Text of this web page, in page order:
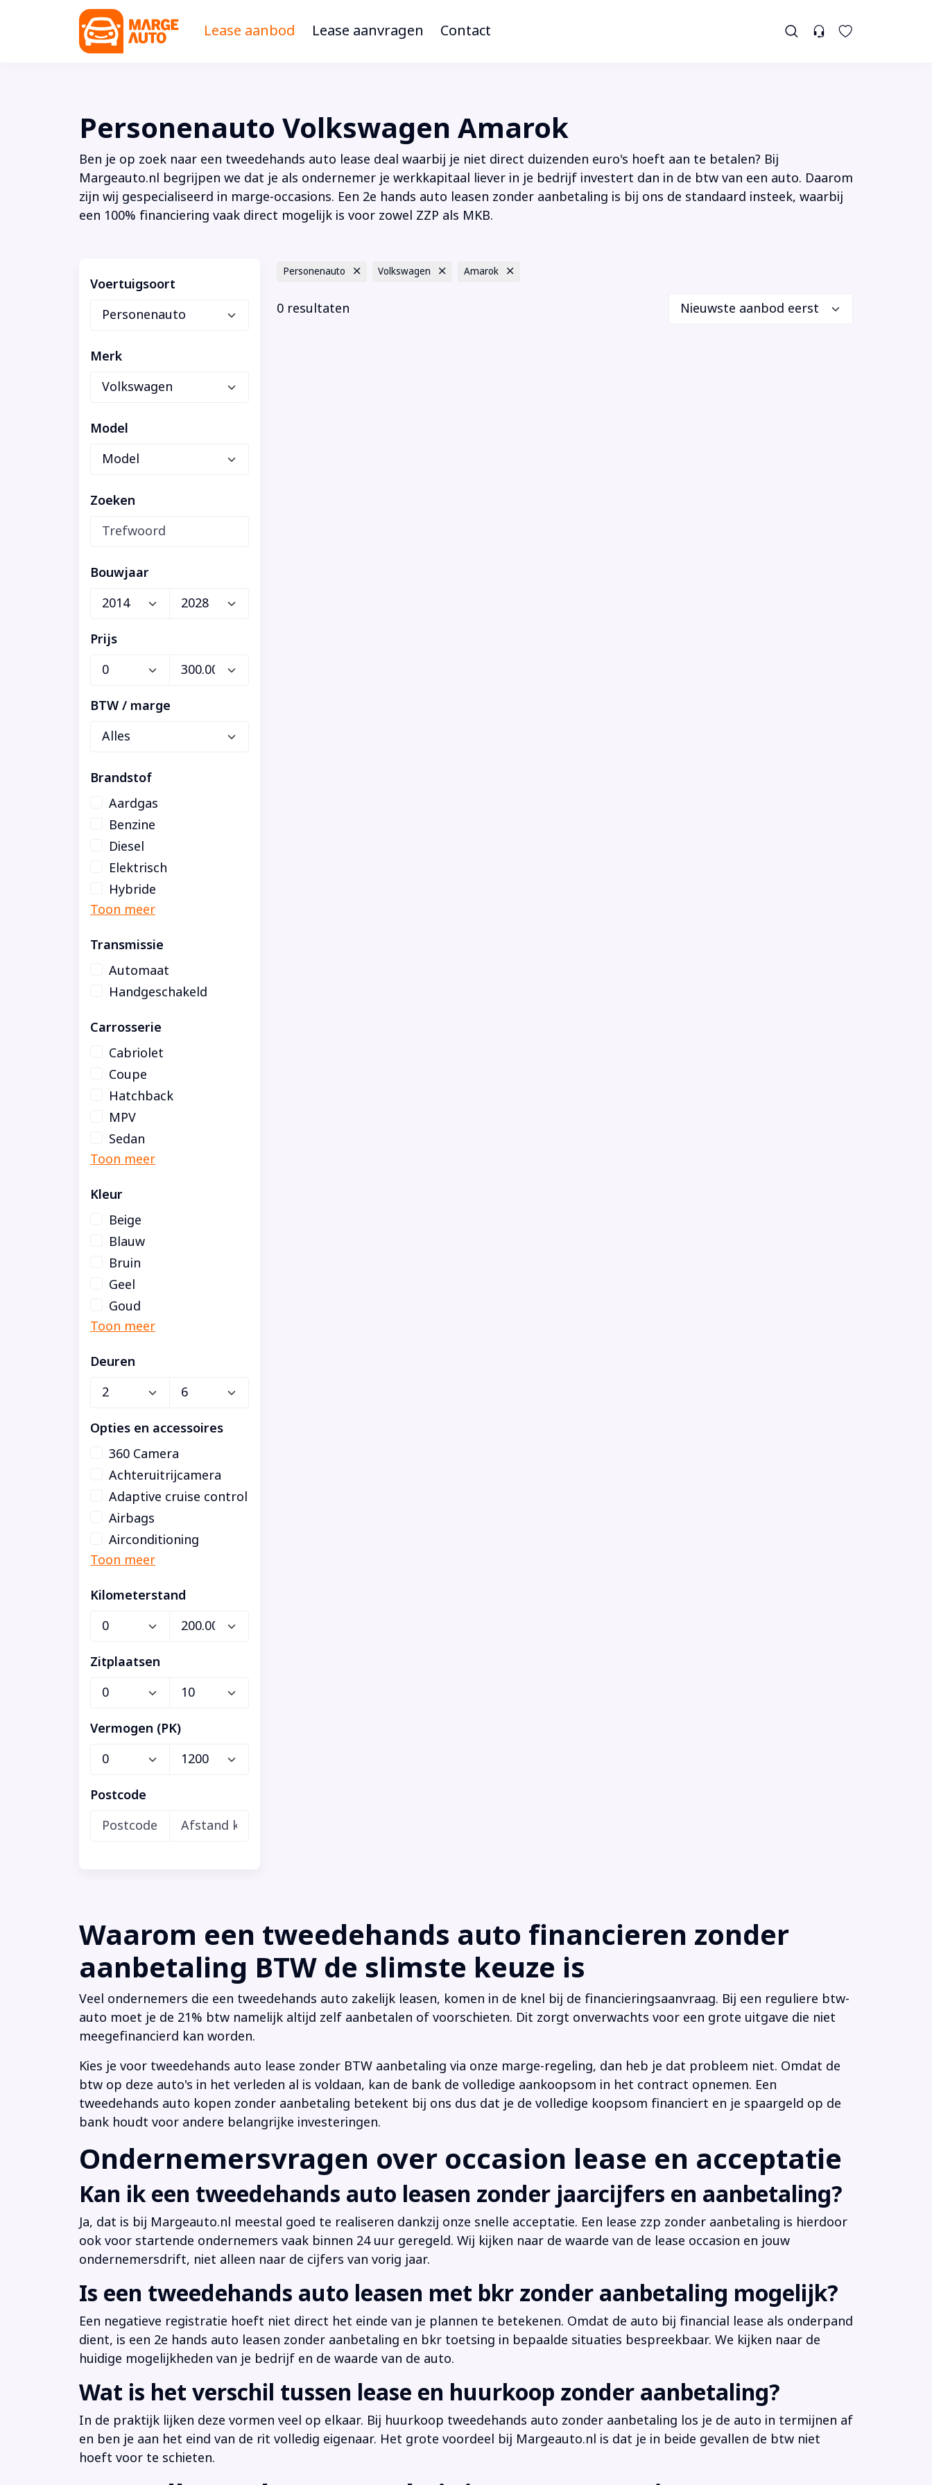
Lease aanbod Lease aanvragen Contact
Personenauto Volkswagen Amarok
Ben je op zoek naar een tweedehands auto lease deal waarbij je niet direct duizenden euro's hoeft aan te betalen? Bij
Margeauto.nl begrijpen we dat je als ondernemer je werkkapitaal liever in je bedrijf investert dan in de btw van een auto. Daarom
zijn wij gespecialiseerd in marge-occasions. Een 2e hands auto leasen zonder aanbetaling is bij ons de standaard insteek, waarbij
een 100% financiering vaak direct mogelijk is voor zowel ZZP als MKB.
Voertuigsoort
Merk
Model
Zoeken
Bouwjaar
Prijs
BTW / marge
Brandstof
Aardgas
Benzine
Diesel
Elektrisch
Hybride
Transmissie
Automaat
Handgeschakeld
Carrosserie
Cabriolet
Coupe
Hatchback
MPV
Sedan
Kleur
Beige
Blauw
Bruin
Geel
Goud
Deuren
Opties en accessoires
360 Camera
Achteruitrijcamera
Adaptive cruise control
Airbags
Airconditioning
Kilometerstand
Zitplaatsen
Vermogen (PK)
Postcode
Personenauto Volkswagen Amarok
0 resultaten
Waarom een tweedehands auto financieren zonder
aanbetaling BTW de slimste keuze is
Veel ondernemers die een tweedehands auto zakelijk leasen, komen in de knel bij de financieringsaanvraag. Bij een reguliere btw-
auto moet je de 21% btw namelijk altijd zelf aanbetalen of voorschieten. Dit zorgt onverwachts voor een grote uitgave die niet
meegefinancierd kan worden.
Kies je voor tweedehands auto lease zonder BTW aanbetaling via onze marge-regeling, dan heb je dat probleem niet. Omdat de
btw op deze auto's in het verleden al is voldaan, kan de bank de volledige aankoopsom in het contract opnemen. Een
tweedehands auto kopen zonder aanbetaling betekent bij ons dus dat je de volledige koopsom financiert en je spaargeld op de
bank houdt voor andere belangrijke investeringen.
Ondernemersvragen over occasion lease en acceptatie
Kan ik een tweedehands auto leasen zonder jaarcijfers en aanbetaling?
Ja, dat is bij Margeauto.nl meestal goed te realiseren dankzij onze snelle acceptatie. Een lease zzp zonder aanbetaling is hierdoor
ook voor startende ondernemers vaak binnen 24 uur geregeld. Wij kijken naar de waarde van de lease occasion en jouw
ondernemersdrift, niet alleen naar de cijfers van vorig jaar.
Is een tweedehands auto leasen met bkr zonder aanbetaling mogelijk?
Een negatieve registratie hoeft niet direct het einde van je plannen te betekenen. Omdat de auto bij financial lease als onderpand
dient, is een 2e hands auto leasen zonder aanbetaling en bkr toetsing in bepaalde situaties bespreekbaar. We kijken naar de
huidige mogelijkheden van je bedrijf en de waarde van de auto.
Wat is het verschil tussen lease en huurkoop zonder aanbetaling?
In de praktijk lijken deze vormen veel op elkaar. Bij huurkoop tweedehands auto zonder aanbetaling los je de auto in termijnen af
en ben je aan het eind van de rit volledig eigenaar. Het grote voordeel bij Margeauto.nl is dat je in beide gevallen de btw niet
hoeft voor te schieten.